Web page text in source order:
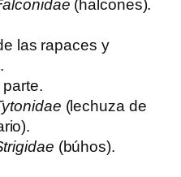
(halcones).
las rapaces y
(lechuza de
(búhos).